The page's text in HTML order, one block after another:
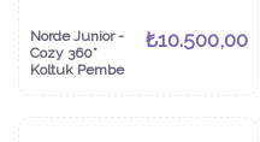
Norde Junior -
Cozy 360°
Koltuk Pembe
₺10.500,00